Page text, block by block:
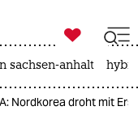

taz zahl ich
sachsen-anhalt
Nordkorea droht mit